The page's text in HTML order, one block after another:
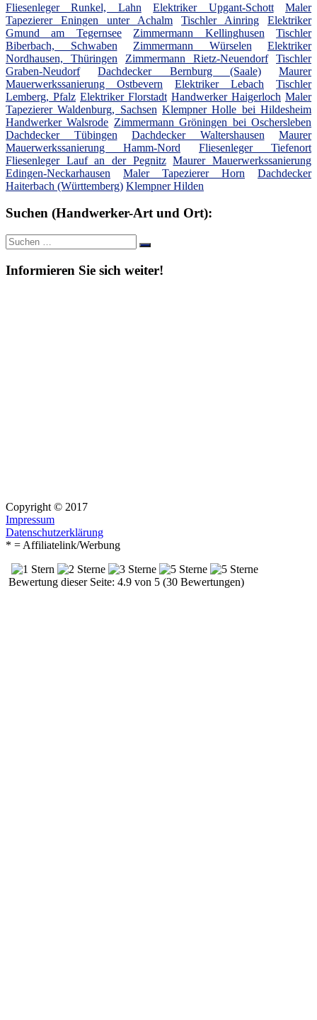
Fliesenleger Runkel, Lahn Elektriker Upgant-Schott
Maler
Tapezierer Eningen unter Achalm
Tischler Ainring
Elektriker
Gmund am Tegernsee
Zimmermann Kellinghusen
Tischler
Biberbach, Schwaben
Zimmermann Würselen
Elektriker
Nordhausen, Thüringen
Zimmermann Rietz-Neuendorf
Tischler
Graben-Neudorf
Dachdecker Bernburg (Saale)
Maurer
Mauerwerkssanierung Ostbevern
Elektriker Lebach
Tischler
Lemberg, Pfalz Elektriker Florstadt Handwerker Haigerloch Maler
Tapezierer Waldenburg, Sachsen Klempner Holle bei Hildesheim
Handwerker Walsrode Zimmermann Gröningen bei Oschersleben
Dachdecker Tübingen
Dachdecker Waltershausen
Maurer
Mauerwerkssanierung Hamm-Nord
Fliesenleger Tiefenort
Fliesenleger Lauf an der Pegnitz Maurer Mauerwerkssanierung
Edingen-Neckarhausen
Maler Tapezierer Horn
Dachdecker
Haiterbach (Württemberg) Klempner Hilden
Suchen (Handwerker-Art und Ort):
Suche
nach:
Suchen
Informieren Sie sich weiter!
Copyright © 2017
Impressum
Datenschutzerklärung
* = Affiliatelink/Werbung
Bewertung dieser Seite: 4.9 von 5 (30 Bewertungen)